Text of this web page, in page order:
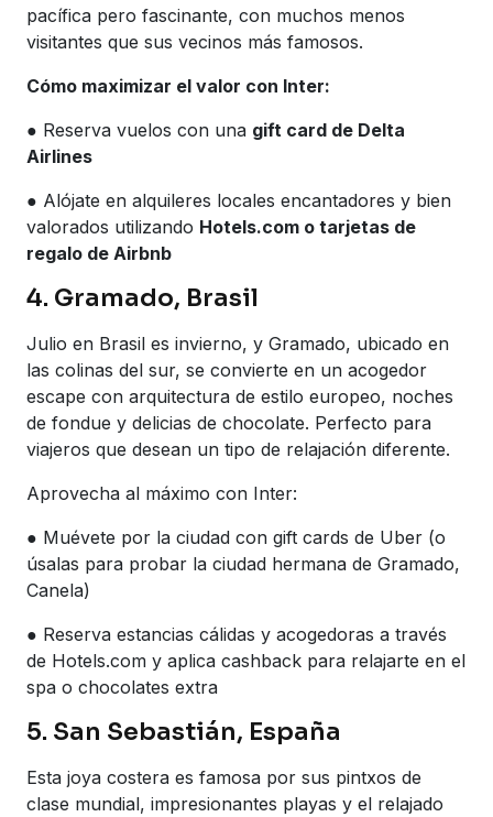
pacífica pero fascinante, con muchos menos
visitantes que sus vecinos más famosos.
Cómo maximizar el valor con Inter:
● Reserva vuelos con una gift card de Delta
Airlines
● Alójate en alquileres locales encantadores y bien
valorados utilizando Hotels.com o tarjetas de
regalo de Airbnb
4. Gramado, Brasil
Julio en Brasil es invierno, y Gramado, ubicado en
las colinas del sur, se convierte en un acogedor
escape con arquitectura de estilo europeo, noches
de fondue y delicias de chocolate. Perfecto para
viajeros que desean un tipo de relajación diferente.
Aprovecha al máximo con Inter:
● Muévete por la ciudad con gift cards de Uber (o
úsalas para probar la ciudad hermana de Gramado,
Canela)
● Reserva estancias cálidas y acogedoras a través
de Hotels.com y aplica cashback para relajarte en el
spa o chocolates extra
5. San Sebastián, España
Esta joya costera es famosa por sus pintxos de
clase mundial, impresionantes playas y el relajado